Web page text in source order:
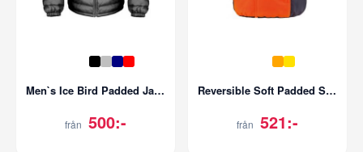
Men`s Ice Bird Padded Jacket
från 500:-
Reversible Soft Padded Safety Gilet
från 521:-